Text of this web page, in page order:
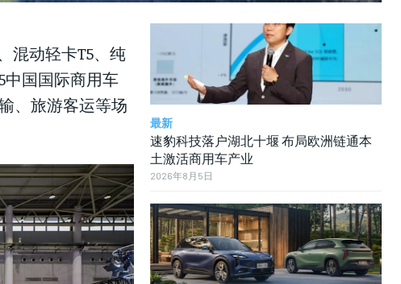
混动轻卡T5、纯
中国国际商用车
、旅游客运等场
最新
速豹科技落户湖北十堰 布局欧洲链通本
土激活商用车产业
2026年8月5日